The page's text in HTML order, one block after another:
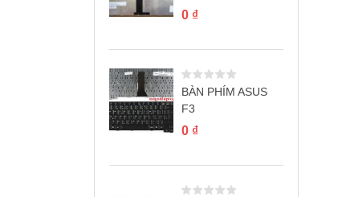
0 ₫
BÀN PHÍM ASUS
F3
0 ₫